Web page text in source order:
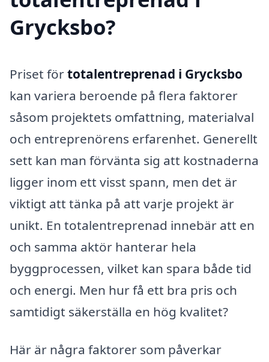
Grycksbo?
Priset förtotalentreprenad i Grycksbo
kan variera beroende på flera faktorer
såsom projektets omfattning, materialval
och entreprenörens erfarenhet. Generellt
sett kan man förvänta sig att kostnaderna
ligger inom ett visst spann, men det är
viktigt att tänka på att varje projekt är
unikt. En totalentreprenad innebär att en
och samma aktör hanterar hela
byggprocessen, vilket kan spara både tid
och energi. Men hur få ett bra pris och
samtidigt säkerställa en hög kvalitet?
Här är några faktorer som påverkar